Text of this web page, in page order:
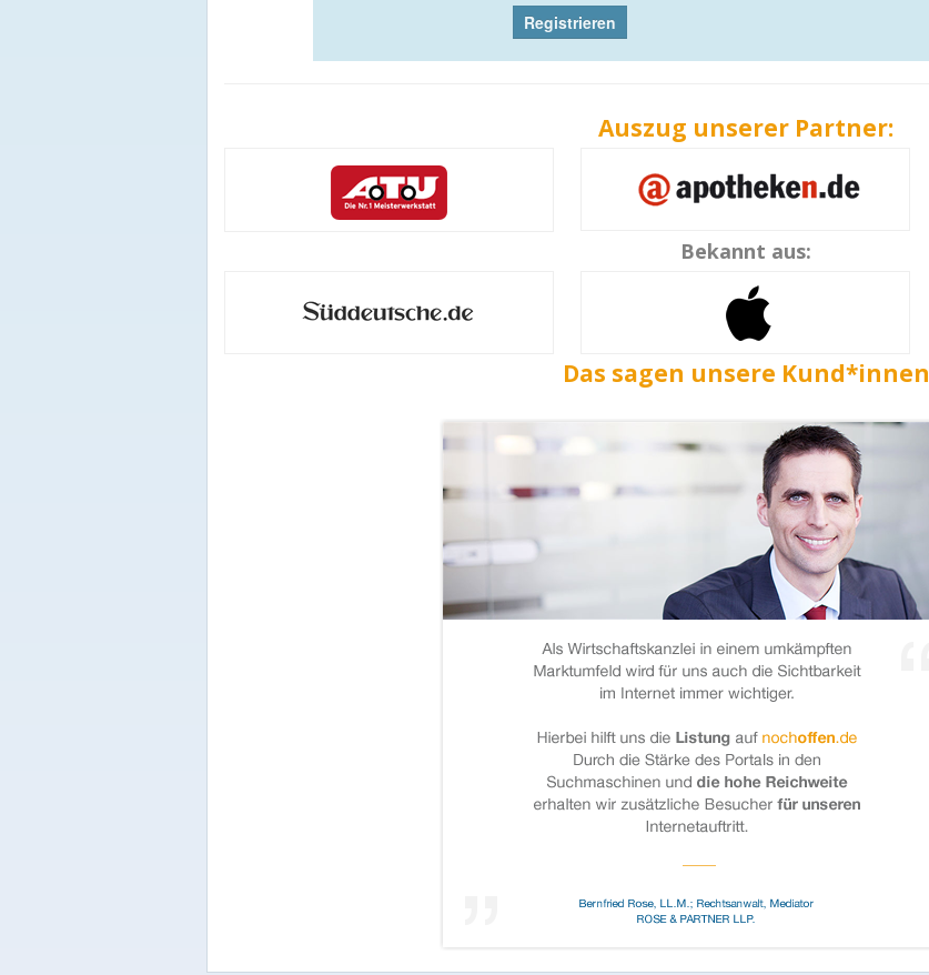
Auszug unserer Partner:
Bekannt aus:
Das sagen unsere Kund*innen